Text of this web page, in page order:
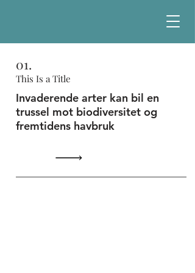
01.
This Is a Title
Invaderende arter kan bil en
trussel mot biodiversitet og
fremtidens havbruk